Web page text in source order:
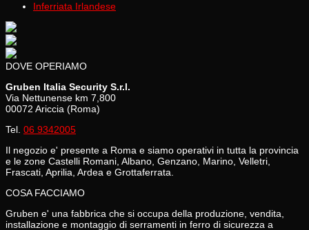
Inferriata Irlandese
DOVE OPERIAMO
Gruben Italia Security S.r.l.
Via Nettunense km 7,800
00072 Ariccia (Roma)
Tel. 06 9342005
Il negozio e' presente a Roma e siamo operativi in tutta la provincia
e le zone Castelli Romani, Albano, Genzano, Marino, Velletri,
Frascati, Aprilia, Ardea e Grottaferrata.
COSA FACCIAMO
Gruben e' una fabbrica che si occupa della produzione, vendita,
installazione e montaggio di serramenti in ferro di sicurezza a